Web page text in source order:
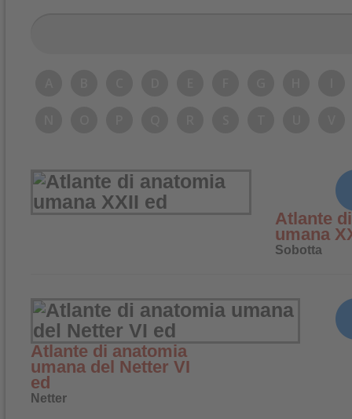
Atlante
umana
Sobotta
Atlante di anatomia
umana del Netter VI
ed
Netter